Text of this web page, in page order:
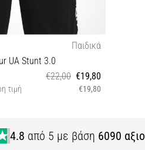
Παιδικά
UA Stunt 3.0
€22,00 €19,80
τιμή €19,80
4.8 από 5 με βάση 6090